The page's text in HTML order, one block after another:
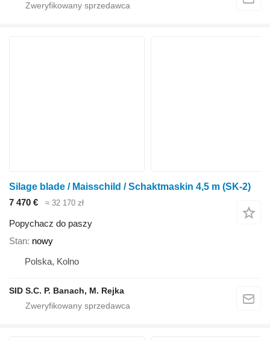
Silage blade / Maisschild / Schaktmaskin 4,5 m (SK-2)
7 470 €
≈ 32 170 zł
Popychacz do paszy
Stan nowy
Polska, Kolno
SID S.C. P. Banach, M. Rejka